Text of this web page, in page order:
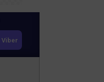
Viber